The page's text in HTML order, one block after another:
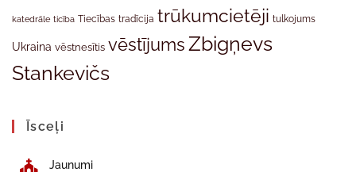
katedrāle ticība Tiecības tradīcija trūkumcietēji tulkojums
Ukraina vēstnesītis vēstījumsZbigņevs
Stankevičs
Īsceļi
Jaunumi